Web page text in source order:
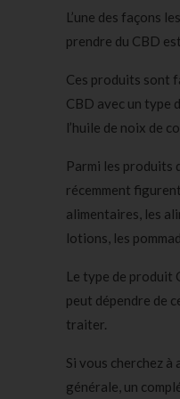
L’une des façons
prendre du CBD est
Ces produits sont
CBD avec un type
l’huile de noix de
Parmi les produits
récemment
alimentaires, les
lotions, les
Le type de produit
peut dépendre de
traiter.
Si vous cherchez à
générale, un